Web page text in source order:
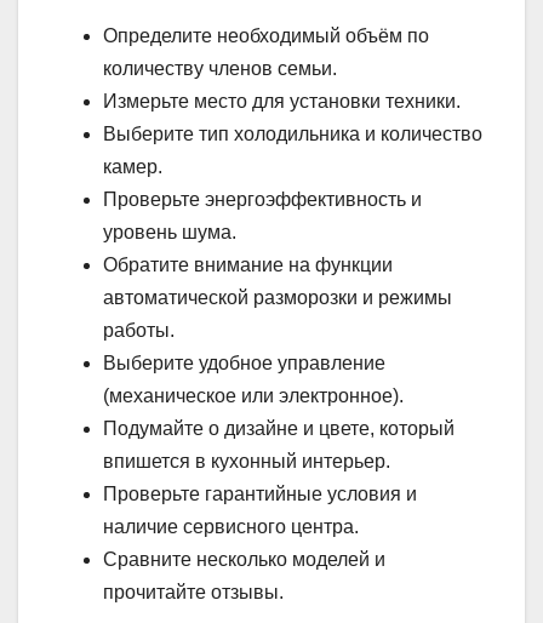
Определите необходимый объём по
количеству членов семьи.
Измерьте место для установки техники.
Выберите тип холодильника и количество
камер.
Проверьте энергоэффективность и
уровень шума.
Обратите внимание на функции
автоматической разморозки и режимы
работы.
Выберите удобное управление
(механическое или электронное).
Подумайте о дизайне и цвете, который
впишется в кухонный интерьер.
Проверьте гарантийные условия и
наличие сервисного центра.
Сравните несколько моделей и
прочитайте отзывы.